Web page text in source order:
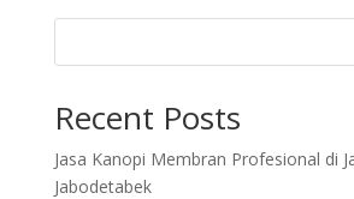
Recent Posts
Jasa Kanopi Membran Profesional di
Jabodetabek